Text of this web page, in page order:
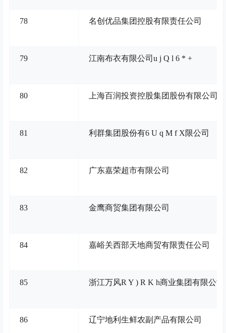
78 名创优品集团控股有限责任公司
79 江南布衣有限公司 u j Q l 6 * +
80 上海百润投资控股集团股份有限公司
81 利群集团股份有6 U q M f X限公司
82 广东嘉荣超市有限公司
83 金鹰商贸集团有限公司
84 嘉峪关西部天地商贸有限责任公司
85 浙江万风R Y ) R K h商业集团有限公司
86 辽宁地利生鲜农副产品有限公司